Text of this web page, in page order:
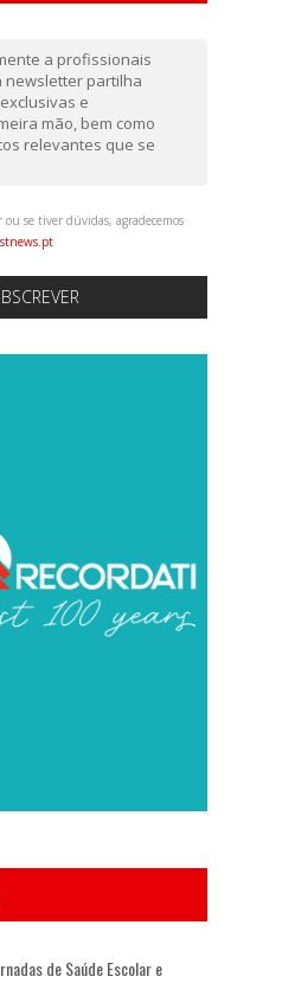
a profissionais
newsletter partilha
e
mão, bem como
relevantes que se
se tiver dúvidas, agradecemos
de Saúde Escolar e